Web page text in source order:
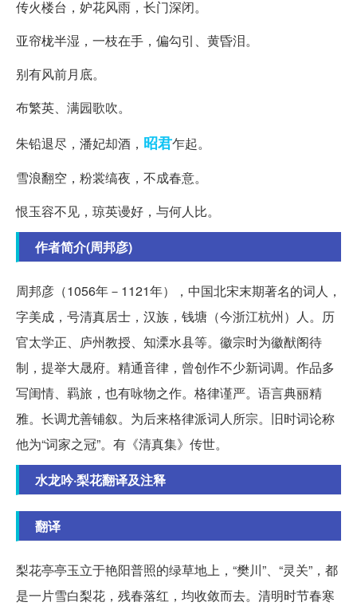
传火楼台，妒花风雨，长门深闭。
亚帘栊半湿，一枝在手，偏勾引、黄昏泪。
别有风前月底。
布繁英、满园歌吹。
朱铅退尽，潘妃却酒， 昭君乍起。
雪浪翻空，粉裳缟夜，不成春意。
恨玉容不见，琼英谩好，与何人比。
作者简介(周邦彦)
周邦彦（1056年－1121年），中国北宋末期著名的词人，
字美成，号清真居士，汉族，钱塘（今浙江杭州）人。历
官太学正、庐州教授、知溧水县等。徽宗时为徽猷阁待
制，提举大晟府。精通音律，曾创作不少新词调。作品多
写闺情、羁旅，也有咏物之作。格律谨严。语言典丽精
雅。长调尤善铺叙。为后来格律派词人所宗。旧时词论称
他为“词家之冠”。有《清真集》传世。
水龙吟·梨花翻译及注释
翻译
梨花亭亭玉立于艳阳普照的绿草地上，“樊川”、“灵关”，都
是一片雪白梨花，残春落红，均收敛而去。清明时节春寒